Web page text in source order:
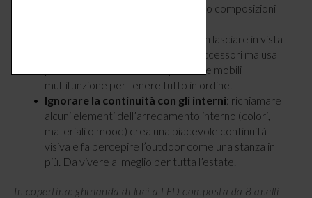
vasi per altezze o tipologie, creando composizioni
: non lasciare in vista
attrezzi da giardinaggio, cuscini e accessori ma usa
panche contenitore, cassapanche e mobili
multifunzione per tenere tutto in ordine.
Ignorare la continuità con gli interni: richiamare
alcuni elementi dell’arredamento interno (colori,
materiali o mood) crea una piacevole continuità
visiva e fa percepire l’outdoor come una stanza in
più. Da vivere al meglio per tutta l’estate.
In copertina: ghirlanda di luci a LED composta da 8 anelli